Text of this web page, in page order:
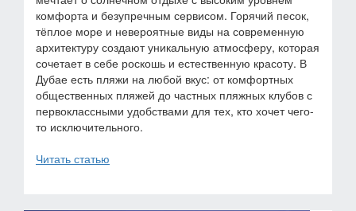
комфорта и безупречным сервисом. Горячий песок,
тёплое море и невероятные виды на современную
архитектуру создают уникальную атмосферу, которая
сочетает в себе роскошь и естественную красоту. В
Дубае есть пляжи на любой вкус: от комфортных
общественных пляжей до частных пляжных клубов с
первоклассными удобствами для тех, кто хочет чего-
то исключительного.
Читать статью